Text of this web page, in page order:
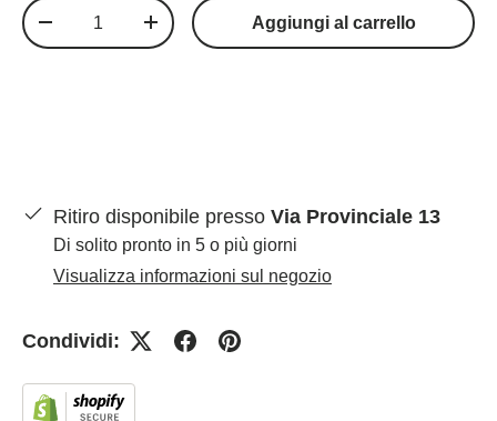
Q.tà
+ Aggiungi al carrello
Ritiro disponibile presso Via Provinciale 13
Di solito pronto in 5 o più giorni
Visualizza informazioni sul negozio
Condividi: